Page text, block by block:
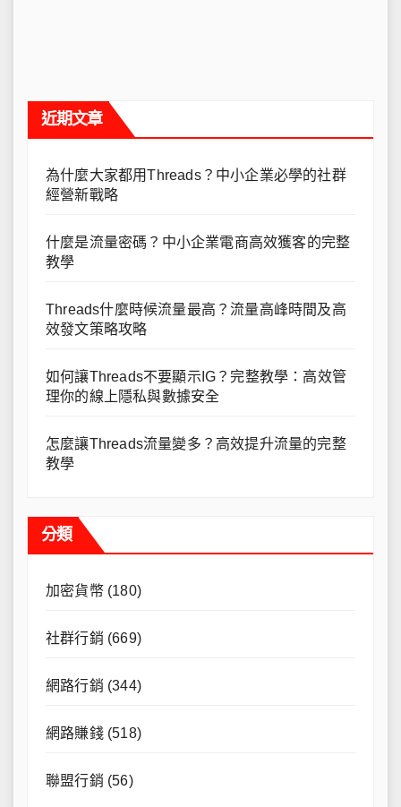
近期文章
為什麼大家都用Threads？中小企業必學的社群
經營新戰略
什麼是流量密碼？中小企業電商高效獲客的完整
教學
Threads什麼時候流量最高？流量高峰時間及高
效發文策略攻略
如何讓Threads不要顯示IG？完整教學：高效管
理你的線上隱私與數據安全
怎麼讓Threads流量變多？高效提升流量的完整
教學
分類
加密貨幣(180)
社群行銷 (669)
網路行銷 (344)
網路賺錢(518)
聯盟行銷 (56)